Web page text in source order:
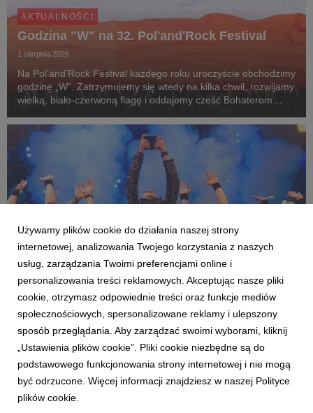
AKTUALNOŚCI
Godzina "W" na 32. Pol'and'Rock Festival
1 sierpnia 2026
Na Pol’and’Rock Festival każdego roku uroczyście obchodzimy
godzinę „W”. Zatrzymujemy się wtedy na kilka chwil, rozwijamy
wielką, biało-czerwoną flagę i oddajemy cześć Bohaterom
AKTUALNOŚCI
Nocny Kochanek, ADHD, P.O.D. i wiele więcej!
Piątek na Festiwalu
1 sierpnia 2026
Piątek na 32. Pol'and'Rock Festival zawierał w sobie całą
esencję Najpiękniejszego Festiwalu Świata. Obie sceny grały
jak z nut, przez strefy, stoiska i sklepiki przewijało się tysiące
Używamy plików cookie do działania naszej strony
internetowej, analizowania Twojego korzystania z naszych
usług, zarządzania Twoimi preferencjami online i
personalizowania treści reklamowych. Akceptując nasze pliki
cookie, otrzymasz odpowiednie treści oraz funkcje mediów
społecznościowych, spersonalizowane reklamy i ulepszony
sposób przeglądania. Aby zarządzać swoimi wyborami, kliknij
„Ustawienia plików cookie”. Pliki cookie niezbędne są do
podstawowego funkcjonowania strony internetowej i nie mogą
być odrzucone. Więcej informacji znajdziesz w naszej Polityce
plików cookie.